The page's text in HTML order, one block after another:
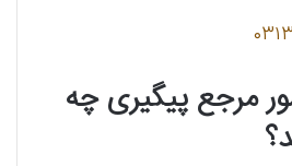
مرجع پیگیری چه